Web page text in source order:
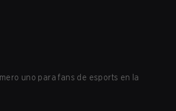
uno para fans de esports en la